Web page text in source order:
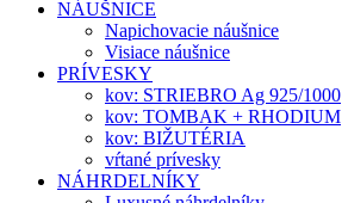
NÁUŠNICE
Napichovacie náušnice
Visiace náušnice
PRÍVESKY
kov: STRIEBRO Ag 925/1000
kov: TOMBAK + RHODIUM
kov: BIŽUTÉRIA
vŕtané prívesky
NÁHRDELNÍKY